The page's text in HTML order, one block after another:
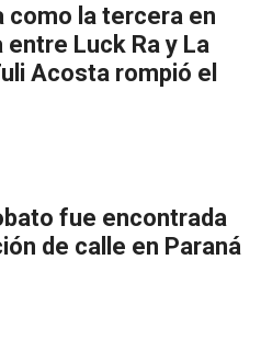
como la tercera en
entre Luck Ra y La
Acosta rompió el
fue encontrada
de calle en Paraná